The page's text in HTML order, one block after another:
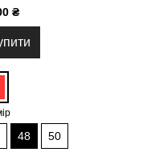
20-08
₴
48 50